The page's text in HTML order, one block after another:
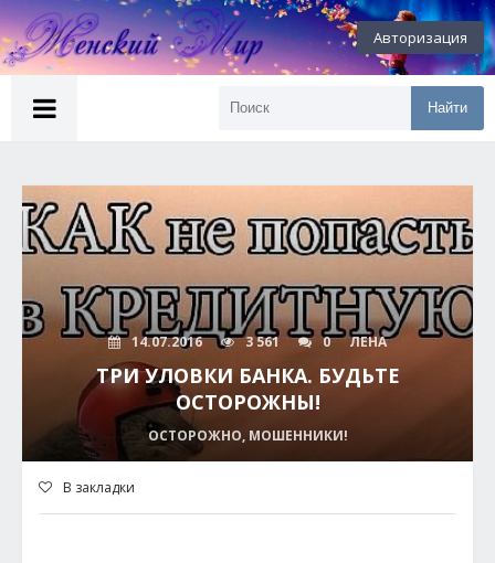
Авторизация
Найти
14.07.2016 3 561 0 ЛЕНА
ТРИ УЛОВКИ БАНКА. БУДЬТЕ
ОСТОРОЖНЫ!
ОСТОРОЖНО, МОШЕННИКИ!
В закладки